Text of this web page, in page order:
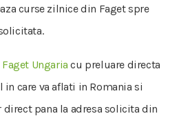
curse zilnice din Faget spre
Ungaria cu preluare directa
care va aflati in Romania si
pana la adresa solicita din